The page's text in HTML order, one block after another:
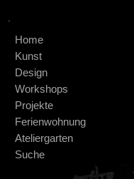
Home
Kunst
Design
Workshops
Projekte
Ferienwohnung
Ateliergarten
Suche